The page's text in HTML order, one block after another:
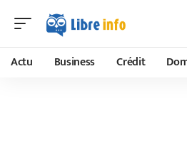
Actu Business Crédit